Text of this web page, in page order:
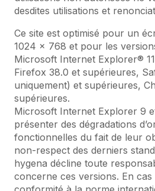
desdites utilisations et
Ce site est optimisé pour un
1024 x 768 et pour les
Microsoft Internet Explorer®
Firefox 38.0 et supérieures,
uniquement) et supérieures,
supérieures.
Microsoft Internet Explorer 9
présenter des dégradations
fonctionnelles du fait de leur
non-respect des derniers
hygena décline toute
concerne ces versions. En cas